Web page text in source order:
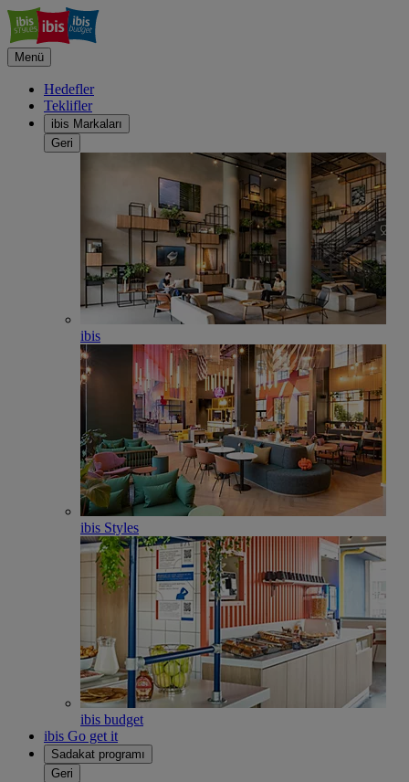
Menü
Hedefler
Teklifler
ibis Markaları
Geri
ibis
ibis Styles
ibis budget
ibis Go get it
Sadakat programı
Geri